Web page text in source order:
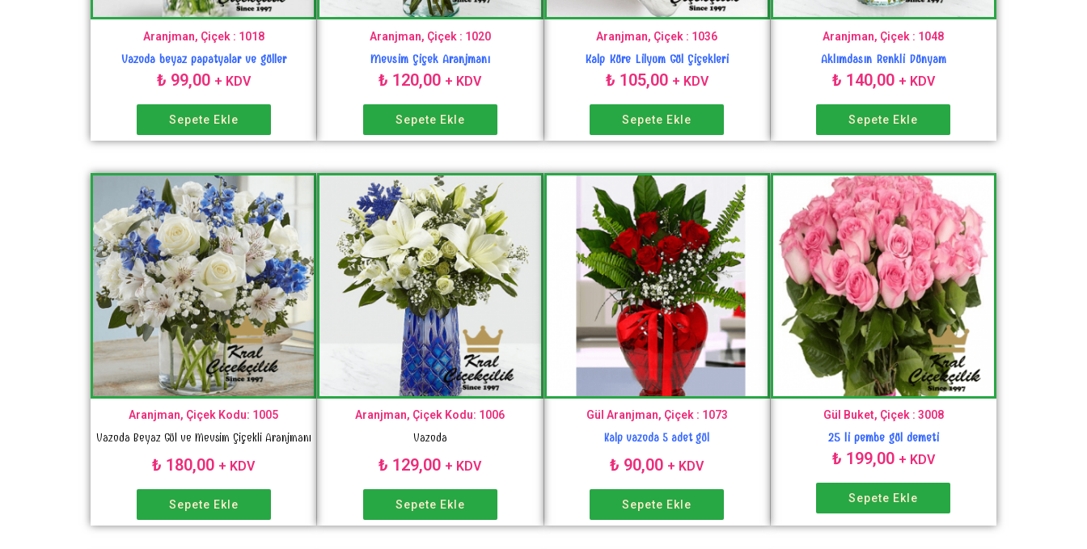
Aranjman, Çiçek : 1018
Vazoda beyaz papatyalar ve güller
₺ 99,00 + KDV
Sepete Ekle
Aranjman, Çiçek : 1020
Mevsim Çiçek Aranjmanı
₺ 120,00 + KDV
Sepete Ekle
Aranjman, Çiçek : 1036
Kalp Küre Lilyum Gül Çiçekleri
₺ 105,00 + KDV
Sepete Ekle
Aranjman, Çiçek : 1048
Aklımdasın Renkli Dünyam
₺ 140,00 + KDV
Sepete Ekle
Aranjman, Çiçek Kodu: 1005
Vazoda Beyaz Gül ve Mevsim Çiçekli Aranjmanı
₺ 180,00 + KDV
Sepete Ekle
Aranjman, Çiçek Kodu: 1006
Vazoda
₺ 129,00 + KDV
Sepete Ekle
Gül Aranjman, Çiçek : 1073
Kalp vazoda 5 adet gül
₺ 90,00 + KDV
Sepete Ekle
Gül Buket, Çiçek : 3008
25 li pembe gül demeti
₺ 199,00 + KDV
Sepete Ekle